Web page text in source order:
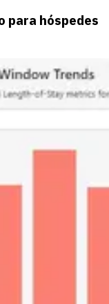
para hóspedes